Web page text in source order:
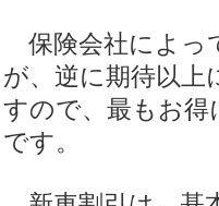
保険会社によっ
が、逆に期待以上
すので、最もお
です。